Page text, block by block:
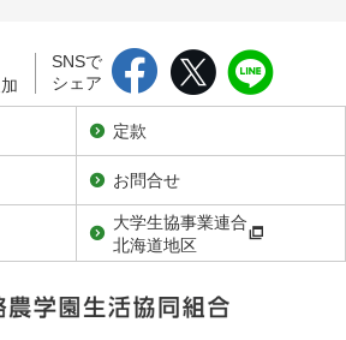
SNSで
シェア
定款
お問合せ
大学生協事業連合
北海道地区